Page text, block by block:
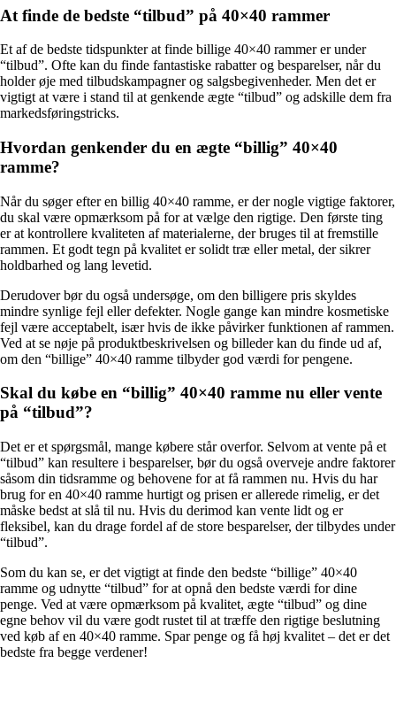
At finde de bedste “tilbud” på 40×40 rammer
Et af de bedste tidspunkter at finde billige 40×40 rammer er under
“tilbud”. Ofte kan du finde fantastiske rabatter og besparelser, når du
holder øje med tilbudskampagner og salgsbegivenheder. Men det er
vigtigt at være i stand til at genkende ægte “tilbud” og adskille dem fra
markedsføringstricks.
Hvordan genkender du en ægte “billig” 40×40
ramme?
Når du søger efter en billig 40×40 ramme, er der nogle vigtige faktorer,
du skal være opmærksom på for at vælge den rigtige. Den første ting
er at kontrollere kvaliteten af materialerne, der bruges til at fremstille
rammen. Et godt tegn på kvalitet er solidt træ eller metal, der sikrer
holdbarhed og lang levetid.
Derudover bør du også undersøge, om den billigere pris skyldes
mindre synlige fejl eller defekter. Nogle gange kan mindre kosmetiske
fejl være acceptabelt, især hvis de ikke påvirker funktionen af rammen.
Ved at se nøje på produktbeskrivelsen og billeder kan du finde ud af,
om den “billige” 40×40 ramme tilbyder god værdi for pengene.
Skal du købe en “billig” 40×40 ramme nu eller vente
på “tilbud”?
Det er et spørgsmål, mange købere står overfor. Selvom at vente på et
“tilbud” kan resultere i besparelser, bør du også overveje andre faktorer
såsom din tidsramme og behovene for at få rammen nu. Hvis du har
brug for en 40×40 ramme hurtigt og prisen er allerede rimelig, er det
måske bedst at slå til nu. Hvis du derimod kan vente lidt og er
fleksibel, kan du drage fordel af de store besparelser, der tilbydes under
“tilbud”.
Som du kan se, er det vigtigt at finde den bedste “billige” 40×40
ramme og udnytte “tilbud” for at opnå den bedste værdi for dine
penge. Ved at være opmærksom på kvalitet, ægte “tilbud” og dine
egne behov vil du være godt rustet til at træffe den rigtige beslutning
ved køb af en 40×40 ramme. Spar penge og få høj kvalitet – det er det
bedste fra begge verdener!